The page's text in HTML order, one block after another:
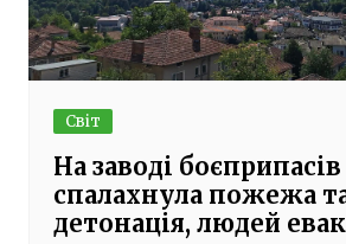
Світ
На заводі боєприпасів
спалахнула пожежа
детонація, людей